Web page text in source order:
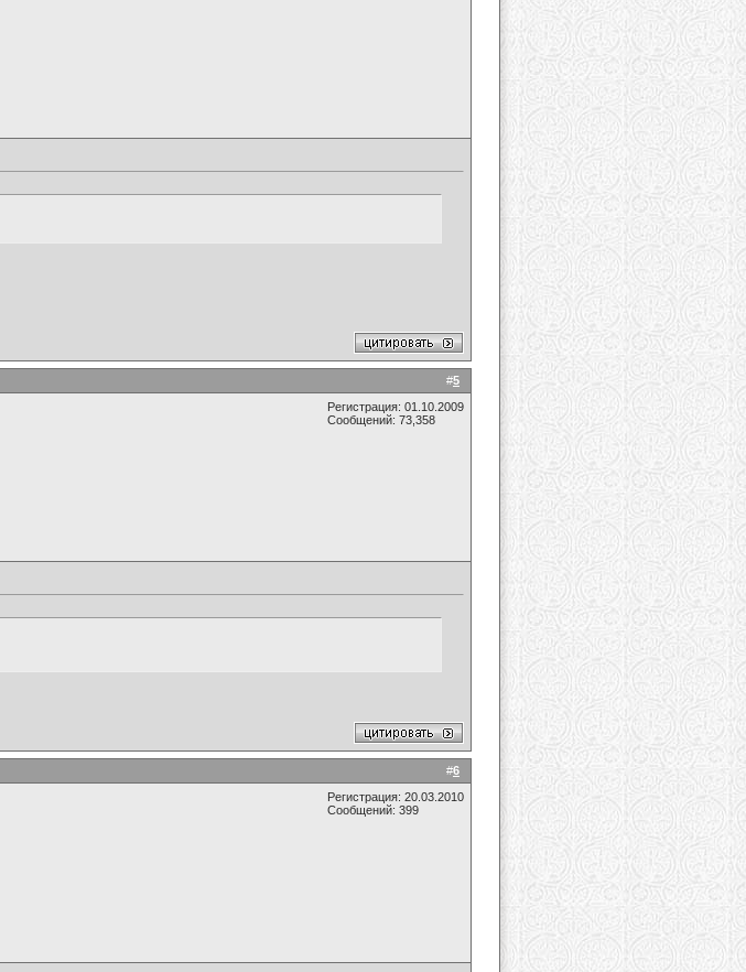
#5
Регистрация: 01.10.2009
Сообщений: 73,358
#6
Регистрация: 20.03.2010
Сообщений: 399